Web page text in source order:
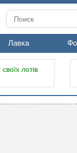
Лавка
лотів